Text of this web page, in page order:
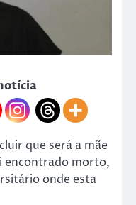
que será a mãe
encontrado morto,
onde esta